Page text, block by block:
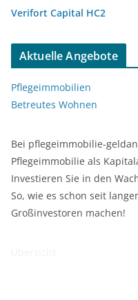
Verifort Capital HC2
Aktuelle Angebote
Pflegeimmobilien
Betreutes Wohnen
Bei pflegeimmobilie-
Pflegeimmobilie als
Investieren Sie in den
So, wie es schon seit
Großinvestoren machen!